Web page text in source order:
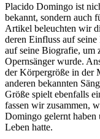
Placido Domingo ist
bekannt, sondern auch
Artikel beleuchten wir
deren Einfluss auf
auf seine Biografie, um
Opernsänger wurde.
der Körpergröße in der
anderen bekannten
Größe spielt ebenfalls
fassen wir zusammen,
Domingo gelernt
Leben hatte.